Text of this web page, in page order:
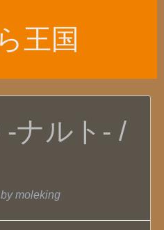
王国
-ナルト- /
by moleking